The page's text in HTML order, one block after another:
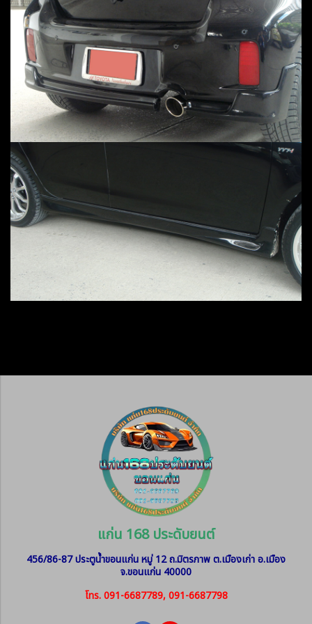
แก่น 168 ประดับยนต์
456/86-87 ประตูน้ำขอนแก่น หมู่ 12ถ.มิตรภาพ ต.เมืองเก่า อ.เมือง
จ.ขอนแก่น 40000
โทร. 091-6687789, 091-6687798